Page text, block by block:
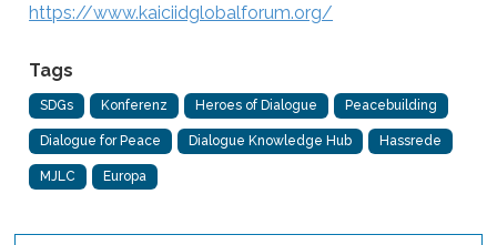
https://www.kaiciidglobalforum.org/
Tags
SDGs Konferenz Heroes of Dialogue Peacebuilding
Dialogue for Peace Dialogue Knowledge Hub Hassrede
MJLC Europa